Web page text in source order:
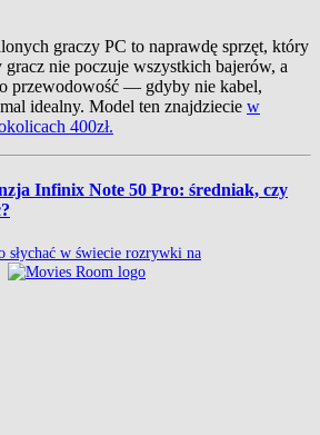
graczy PC to naprawdę sprzęt, który
nie poczuje wszystkich bajerów, a
przewodowość — gdyby nie kabel,
idealny. Model ten znajdziecie w
400zł.
Infinix Note 50 Pro: średniak, czy
słychać w świecie rozrywki na